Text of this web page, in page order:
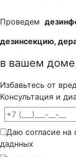
Проведем
дезинсекцию,
в вашем
Избавьтесь от
Консультация и
Даю согласие на
даднных